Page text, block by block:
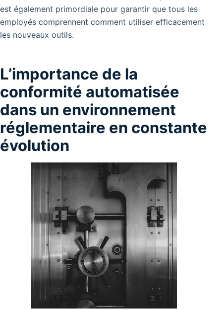
est également primordiale pour garantir que tous les
employés comprennent comment utiliser efficacement
les nouveaux outils.
L’importance de la
conformité automatisée
dans un environnement
réglementaire en constante
évolution